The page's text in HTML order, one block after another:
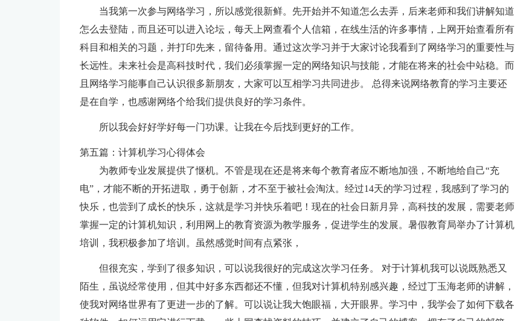
当我第一次参与网络学习，所以感觉很新鲜。先开始并不知道怎么去弄，后来老师和我们讲解知道
怎么去登陆，而且还可以进入论坛，每天上网查看个人信箱，在线生活的许多事情，上网开始查看所有
科目和相关的习题，并打印先来，留待备用。通过这次学习并于大家讨论我看到了网络学习的重要性与
长远性。未来社会是高科技时代，我们必须掌握一定的网络知识与技能，才能在将来的社会中站稳。而
且网络学习能事自己认识很多新朋友，大家可以互相学习共同进步。 总得来说网络教育的学习主要还
是在自学，也感谢网络个给我们提供良好的学习条件。
所以我会好好学好每一门功课。让我在今后找到更好的工作。
第五篇：计算机学习心得体会
为教师专业发展提供了惬机。不管是现在还是将来每个教育者应不断地加强，不断地给自己“充
电”，才能不断的开拓进取，勇于创新，才不至于被社会淘汰。经过14天的学习过程，我感到了学习的
快乐，也尝到了成长的快乐，这就是学习并快乐着吧！现在的社会日新月异，高科技的发展，需要老师
掌握一定的计算机知识，利用网上的教育资源为教学服务，促进学生的发展。暑假教育局举办了计算机
培训，我积极参加了培训。虽然感觉时间有点紧张，
但很充实，学到了很多知识，可以说我很好的完成这次学习任务。 对于计算机我可以说既熟悉又
陌生，虽说经常使用，但其中好多东西都还不懂，但我对计算机特别感兴趣，经过丁玉海老师的讲解，
使我对网络世界有了更进一步的了解。可以说让我大饱眼福，大开眼界。学习中，我学会了如何下载各